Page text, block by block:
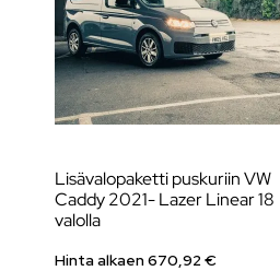
Lisävalopaketti puskuriin VW
Caddy 2021- Lazer Linear 18
valolla
Hinta alkaen670,92 €